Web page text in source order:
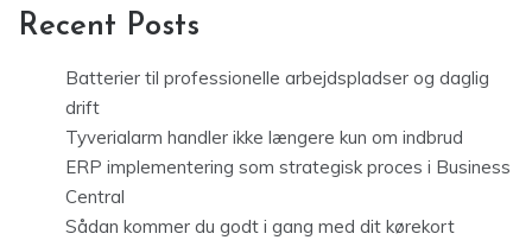
Recent Posts
Batterier til professionelle arbejdspladser og daglig
drift
Tyverialarm handler ikke længere kun om indbrud
ERP implementering som strategisk proces i Business
Central
Sådan kommer du godt i gang med dit kørekort